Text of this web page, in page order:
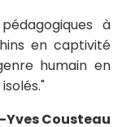
à
en captivité
humain en
Cousteau